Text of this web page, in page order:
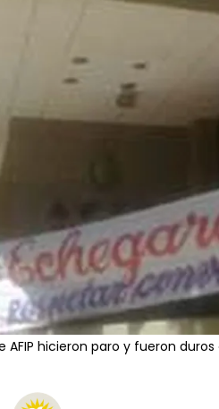
AFIP hicieron paro y fueron